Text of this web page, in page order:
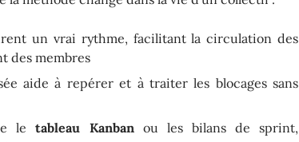
un vrai rythme, facilitant la circulation des
des membres
aide à repérer et à traiter les blocages sans
letableau Kanbanou les bilans de sprint,